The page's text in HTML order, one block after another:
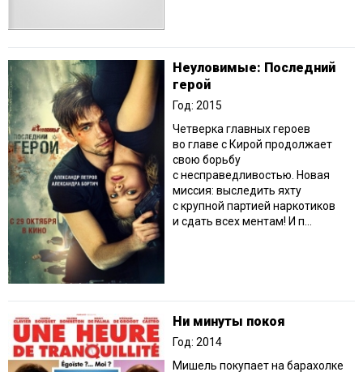
Неуловимые: Последний
герой
Год: 2015
Четверка главных героев
во главе с Кирой продолжает
свою борьбу
с несправедливостью. Новая
миссия: выследить яхту
с крупной партией наркотиков
и сдать всех ментам! И п...
Ни минуты покоя
Год: 2014
Мишель покупает на барахолке